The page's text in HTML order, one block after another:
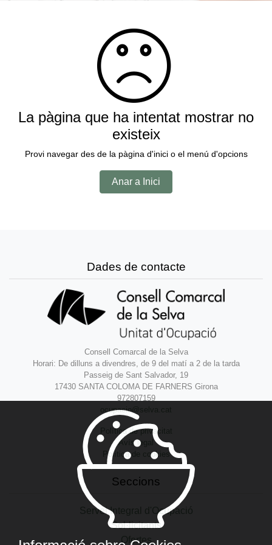
La pàgina que ha intentat mostrar no
existeix
Provi navegar des de la pàgina d'inici o el menú d'opcions
Anar a Inici
Dades de contacte
Consell Comarcal de la Selva
Horari: De dilluns a divendres, de 9 del matí a 2 de la tarda
Passeig de Sant Salvador, 19
17430 SANTA COLOMA DE FARNERS Girona
972807159
ocupacio@selva.cat
Política de privacitat
Avís legal
Política de cookies
Seccions
Servei Integral d'Ocupació
Sol·licitants
Ofertes